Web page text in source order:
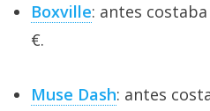
Boxville: antes
€.
Muse Dash: antes